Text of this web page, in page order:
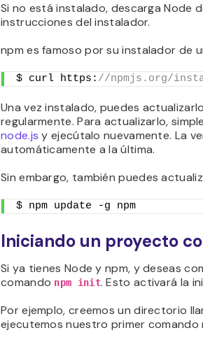
Si no está instalado, descarga Node
instrucciones del instalador.
npm es famoso por su instalador de
$ curl https: //npmjs.org/
Una vez instalado, puedes
regularmente. Para actualizarlo,
node.js y ejecútalo nuevamente. La
automáticamente a la última.
Sin embargo, también puedes
$ npm update -g npm
Iniciando un proyecto
Si ya tienes Node y npm, y deseas
comando npm init. Esto activará la
Por ejemplo, creemos un directorio
ejecutemos nuestro primer comando